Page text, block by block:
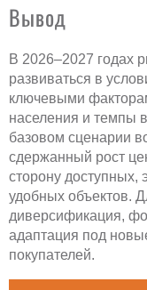
Вывод
В 2026–2027 годах
развиваться в
ключевыми
населения и темпы
базовом сценарии
сдержанный рост
сторону доступных,
удобных объектов.
диверсификация,
адаптация под
покупателей.